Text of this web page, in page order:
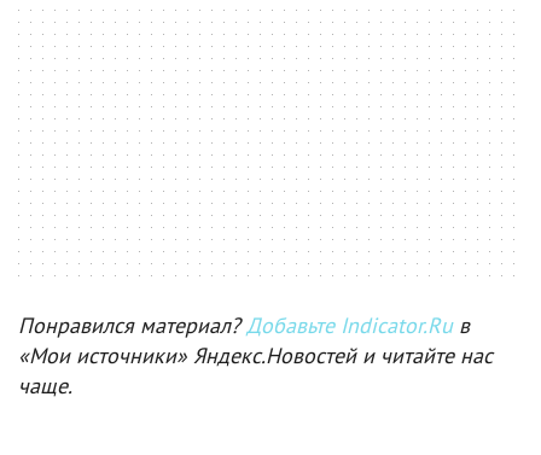
Понравился материал?Добавьте Indicator.Ruв
«Мои источники» Яндекс.Новостей и читайте нас
чаще.